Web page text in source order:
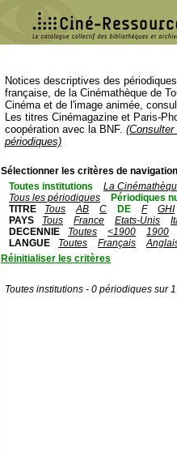
Notices descriptives des
française, de la Cinémathèque de
Cinéma et de l'image animée,
Les titres Cinémagazine et Paris-
coopération avec la BNF.
périodiques)
Sélectionner les critères de
Toutes institutions
La
Tous les périodiques
Périodiques
TITRE
Tous AB C DE F
GHI
PAYS
Tous France Etats-Unis
DECENNIE
Toutes <1900
1900
LANGUE
Toutes Français
Réinitialiser les critères
Toutes institutions - 0 périodiques sur